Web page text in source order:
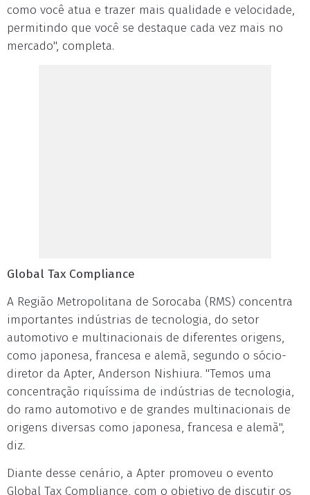
como você atua e trazer mais qualidade e velocidade,
permitindo que você se destaque cada vez mais no
mercado", completa.
Global Tax Compliance
A Região Metropolitana de Sorocaba (RMS) concentra
importantes indústrias de tecnologia, do setor
automotivo e multinacionais de diferentes origens,
como japonesa, francesa e alemã, segundo o sócio-
diretor da Apter, Anderson Nishiura. "Temos uma
concentração riquíssima de indústrias de tecnologia,
do ramo automotivo e de grandes multinacionais de
origens diversas como japonesa, francesa e alemã",
diz.
Diante desse cenário, a Apter promoveu o evento
Global Tax Compliance, com o objetivo de discutir os